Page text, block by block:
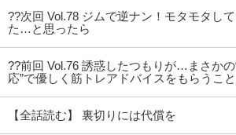
??次回 Vol.78 ジムで逆ナン！モタモタし
た…と思ったら
??前回 Vol.76 誘惑したつもりが…まさか
応”で優しく筋トレアドバイスをもらうこ
【全話読む】 裏切りには代償を